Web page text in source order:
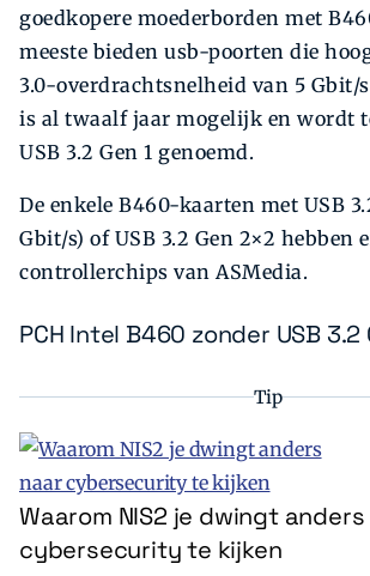
goedkopere moederborden met
meeste bieden usb-poorten die
3.0-overdrachtsnelheid van 5 Gbit/
is al twaalf jaar mogelijk en wordt
USB 3.2 Gen 1 genoemd.
De enkele B460-kaarten met USB
Gbit/s) of USB 3.2 Gen 2×2 hebben
controllerchips van ASMedia.
PCH Intel B460 zonder USB 3.2
Tip
Waarom NIS2 je dwingt
cybersecurity te kijken